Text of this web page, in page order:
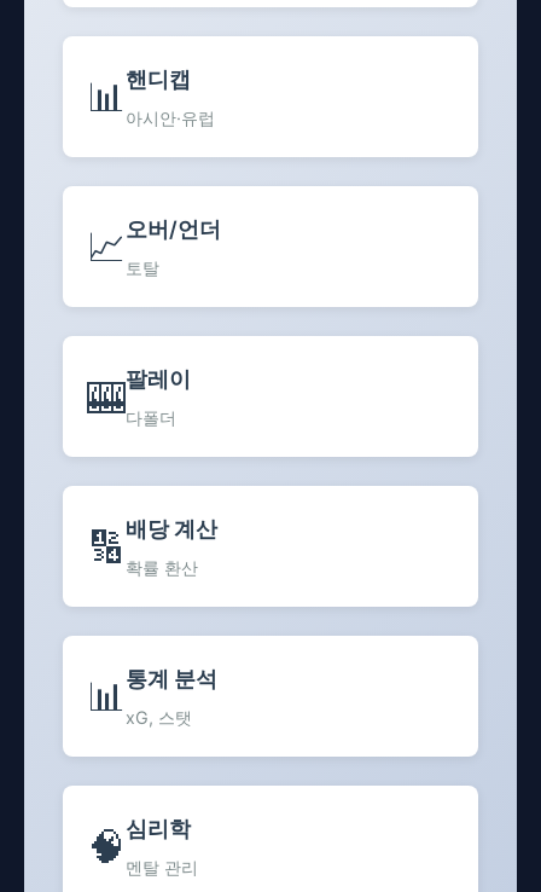
📊 핸디캡
아시안·유럽
📈오버/언더
토탈
🎰팔레이
다폴더
🔢 배당 계산
확률 환산
📊 통계 분석
xG, 스탯
🧠 심리학
멘탈 관리